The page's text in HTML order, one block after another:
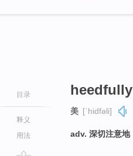
目录
释义
用法
heedfully
美 [ˈhidfəli]
adv. 深切注意地